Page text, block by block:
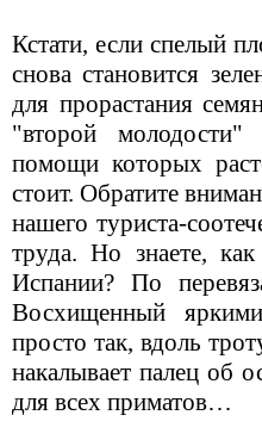
Кстати, если спелый
снова становится
для прорастания
"второй молодости"
помощи которых
стоит. Обратите
нашего туриста-
труда. Но знаете,
Испании? По
Восхищенный
просто так, вдоль
накалывает палец об
для всех приматов…